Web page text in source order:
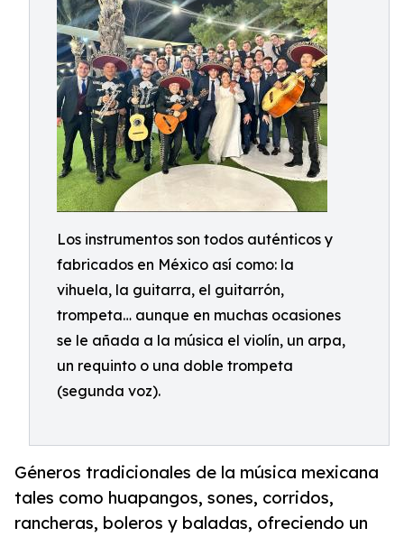
Los instrumentos son todos auténticos y
fabricados en México así como: la
vihuela, la guitarra, el guitarrón,
trompeta… aunque en muchas ocasiones
se le añada a la música el violín, un arpa,
un requinto o una doble trompeta
(segunda voz).
Géneros tradicionales de la música mexicana
tales como huapangos, sones, corridos,
rancheras, boleros y baladas, ofreciendo un